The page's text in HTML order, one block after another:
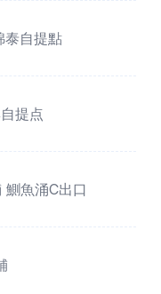
泰自提點
提点
魚涌C出口